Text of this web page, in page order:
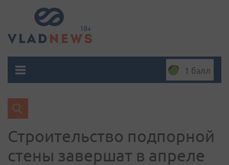
1 балл
Строительство подпорной
стены завершат в апреле